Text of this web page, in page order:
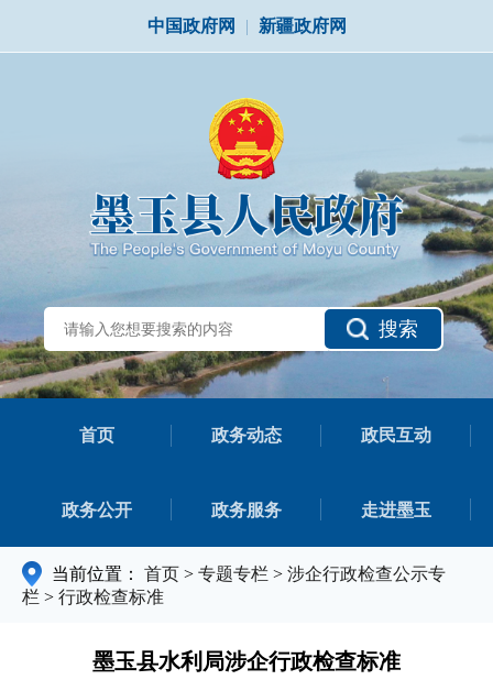
中国政府网 | 新疆政府网
搜索
首页 政务动态 政民互动
政务公开 政务服务 走进墨玉
当前位置： 首页 > 专题专栏 > 涉企行政检查公示专
栏 > 行政检查标准
墨玉县水利局涉企行政检查标准